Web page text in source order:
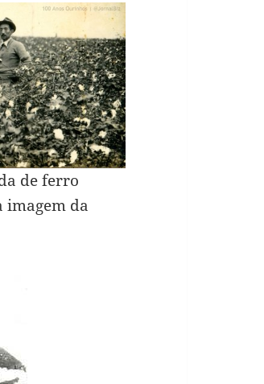
de ferro
imagem da